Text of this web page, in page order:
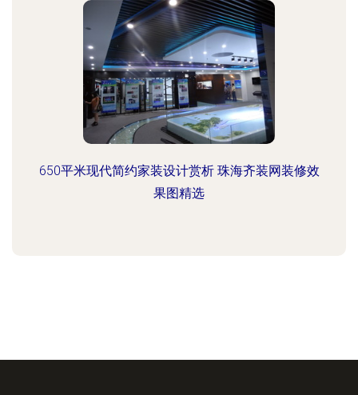
650平米现代简约家装设计赏析 珠海齐装网装修效
果图精选